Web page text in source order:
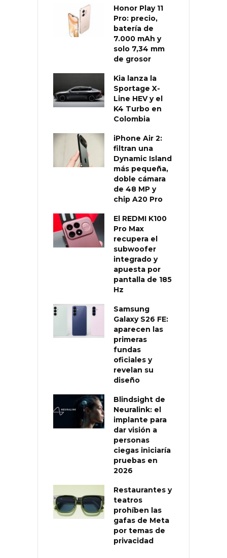
Honor Play 11
Pro: precio,
batería de
7.000 mAh y
solo 7,34 mm
de grosor
Kia lanza la
Sportage X-
Line HEV y el
K4 Turbo en
Colombia
iPhone Air 2:
filtran una
Dynamic Island
más pequeña,
doble cámara
de 48 MP y
chip A20 Pro
El REDMI K100
Pro Max
recupera el
subwoofer
integrado y
apuesta por
pantalla de 185
Hz
Samsung
Galaxy S26 FE:
aparecen las
primeras
fundas
oficiales y
revelan su
diseño
Blindsight de
Neuralink: el
implante para
dar visión a
personas
ciegas iniciaría
pruebas en
2026
Restaurantes y
teatros
prohíben las
gafas de Meta
por temas de
privacidad